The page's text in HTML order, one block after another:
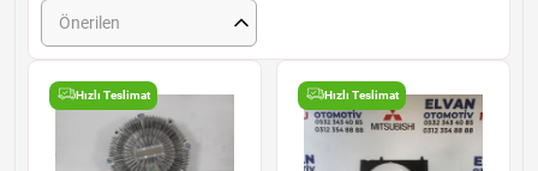
Önerilen
Hızlı Teslimat Hızlı Teslimat